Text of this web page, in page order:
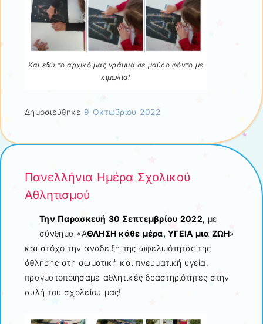
Και εδώ το αρχικό μας γράμμα σε μαύρο φόντο με
κιμωλία!
Δημοσιεύθηκε 9 Οκτωβρίου 2022
Πανελλήνια Ημέρα Σχολικού
Αθλητισμού
Την Παρασκευή 30 Σεπτεμβρίου 2022, με
σύνθημα «ΑΘΛΗΣΗ κάθε μέρα, ΥΓΕΙΑ μια ΖΩΗ»
και στόχο την ανάδειξη της ωφελιμότητας της
άθλησης στη σωματική και πνευματική υγεία,
πραγματοποιήσαμε αθλητικές δραστηριότητες στην
αυλή του σχολείου μας!